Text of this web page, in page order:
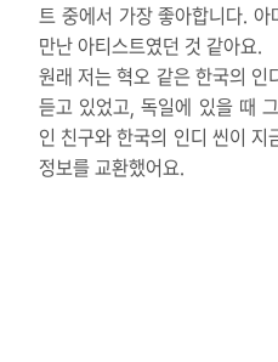
트 중에서 가장 좋아합니다.
만난 아티스트였던 것 같아요.
원래 저는 혁오 같은 한국의
듣고 있었고, 독일에 있을 때
인 친구와 한국의 인디 씬이 지
정보를 교환했어요.